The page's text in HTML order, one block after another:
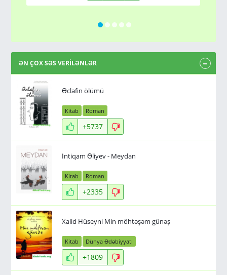
ƏN ÇOX SƏS VERİLƏNLƏR
Əclafın ölümü
Kitab Roman
+5737
İntiqam Əliyev - Meydan
Kitab Roman
+2335
Xalid Hüseyni Min möhtəşəm günəş
Kitab Dünya Ədəbiyyatı
+1809